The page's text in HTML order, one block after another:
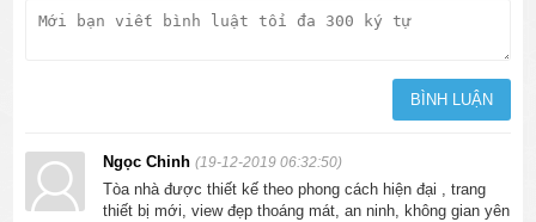
Ngọc Chinh(19-12-2019 06:32:50)
Tòa nhà được thiết kế theo phong cách hiện đại , trang
thiết bị mới, view đẹp thoáng mát, an ninh, không gian yên